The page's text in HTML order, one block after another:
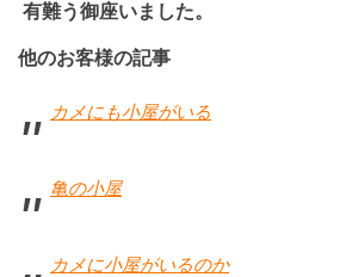
有難う御座いました。
他のお客様の記事
カメにも小屋がいる
亀の小屋
カメに小屋がいるのか